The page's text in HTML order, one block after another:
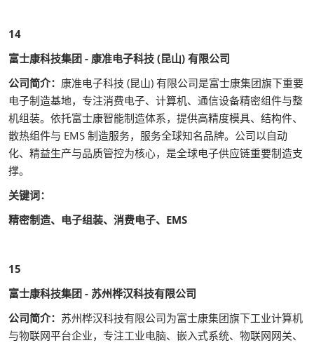
14
富士康科技集团 - 康准电子科技 (昆山) 有限公司
公司简介： 康准电子科技 (昆山) 有限公司是富士康集团旗下重要
电子制造基地，专注消费电子、计算机、通信设备精密组件与整
机组装。依托富士康智能制造体系，提供高精度模具、结构件、
散热组件与 EMS 制造服务，服务全球知名品牌。公司以自动
化、精益生产与品质管控为核心，是全球电子供应链重要制造支
撑。
关键词：
精密制造、电子组装、消费电子、EMS
15
富士康科技集团 - 苏州桦汉科技有限公司
公司简介： 苏州桦汉科技有限公司为富士康集团旗下工业计算机
与物联网平台企业，专注工业电脑、嵌入式系统、物联网网关、